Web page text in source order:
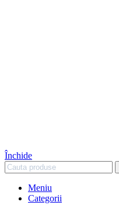
Închide
Meniu
Categorii